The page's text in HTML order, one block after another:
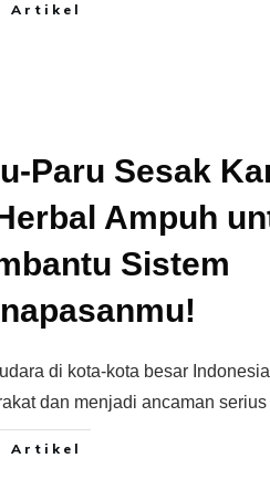
Artikel
Paru Sesak
Ampuh
Sistem
di kota-kota besar
dan menjadi ancaman
Artikel